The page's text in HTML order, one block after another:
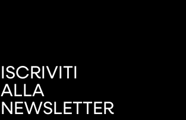
ISCRIVITI
ALLA
NEWSLETTER